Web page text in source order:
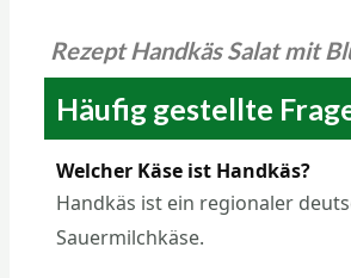
Rezept Handkäs Salat mit
Häufig gestellte
Welcher Käse ist Handkäs?
Handkäs ist ein regionaler
Sauermilchkäse.